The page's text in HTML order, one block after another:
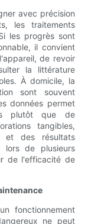
avec précision
les traitements
les progrès sont
il convient
de revoir
la littérature
À domicile, la
sont souvent
données permet
plutôt que de
tangibles,
et des résultats
lors de plusieurs
de l'efficacité de
fonctionnement
ne peut